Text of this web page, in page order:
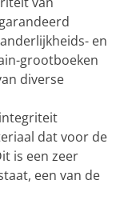
en
grootboeken
diverse
dat voor de
is een zeer
een van de